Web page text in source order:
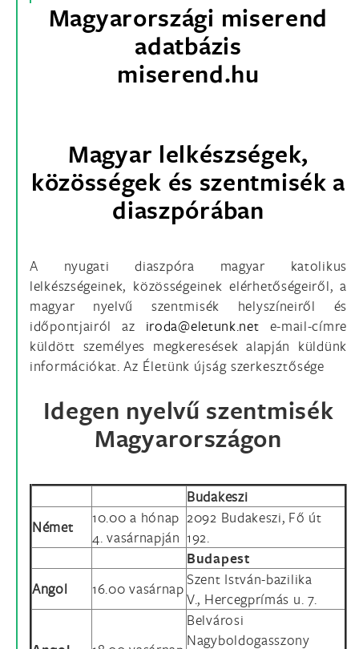
Magyarországi miserend
adatbázis
miserend.hu
Magyar lelkészségek,
közösségek és szentmisék a
diaszpórában
A nyugati diaszpóra magyar katolikus
lelkészségeinek, közösségeinek elérhetőségeiről, a
magyar nyelvű szentmisék helyszíneiről és
időpontjairól az
e-mail-címre
küldött személyes megkeresések alapján küldünk
információkat. Az Életünk újság szerkesztősége
Idegen nyelvű szentmisék
Magyarországon
Budakeszi
Német
10.00 a hónap
4. vasárnapján
2092 Budakeszi, Fő út
192.
Budapest
Angol
16.00 vasárnap
Szent István-bazilika
V., Hercegprímás u. 7.
Belvárosi
Nagyboldogasszony